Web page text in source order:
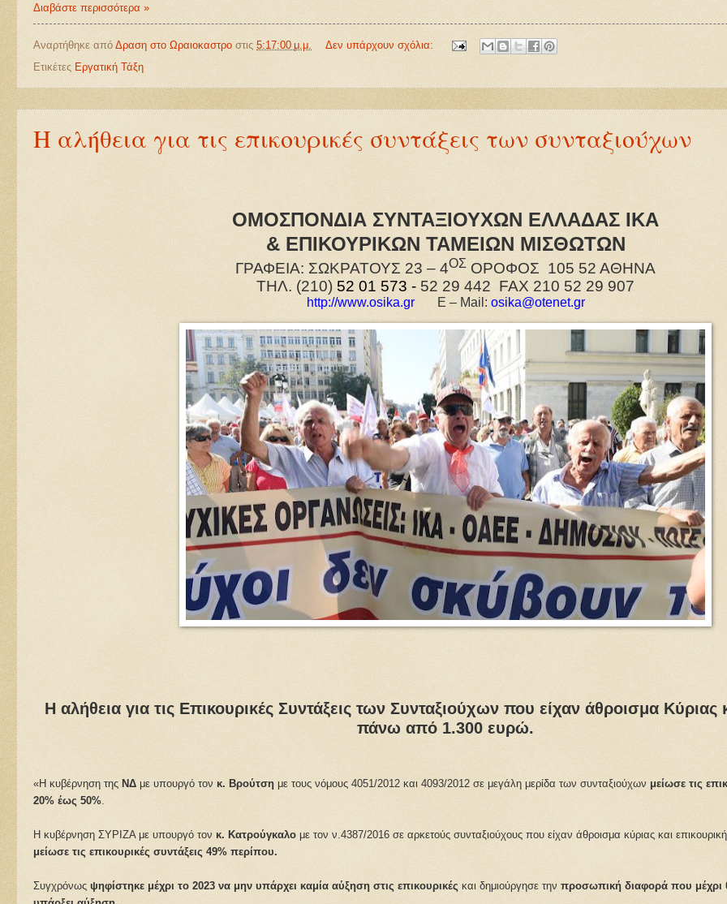
Διαβάστε περισσότερα »
Αναρτήθηκε από Δραση στο Ωραιοκαστρο στις 5:17:00 μ.μ.
Δεν υπάρχουν σχόλια:
Ετικέτες Εργατική Τάξη
Η αλήθεια για τις επικουρικές συντάξεις των συνταξιούχων
ΟΜΟΣΠΟΝΔΙΑ ΣΥΝΤΑΞΙΟΥΧΩΝ ΕΛΛΑΔΑΣ ΙΚΑ
& ΕΠΙΚΟΥΡΙΚΩΝ ΤΑΜΕΙΩΝ ΜΙΣΘΩΤΩΝ
ΓΡΑΦΕΙΑ: ΣΩΚΡΑΤΟΥΣ 23 – 4ΟΣ ΟΡΟΦΟΣ 105 52 ΑΘΗΝΑ
ΤΗΛ. (210) 52 01 573 - 52 29 442 FAX 210 52 29 907
http://www.osika.gr E – Mail : osika@otenet.gr
Η αλήθεια για τις Επικουρικές Συντάξεις των Συνταξιούχων που είχαν άθροισμα Κύριας
πάνω από 1.300 ευρώ.
«Η κυβέρνηση της ΝΔ με υπουργό τον κ. Βρούτση με τους νόμους 4051/2012 και 4093/2012 σε μεγάλη μερίδα των συνταξιούχων μείωσε τις
20% έως 50%.
Η κυβέρνηση ΣΥΡΙΖΑ με υπουργό τον κ. Κατρούγκαλο με τον ν.4387/2016 σε αρκετούς συνταξιούχους που είχαν άθροισμα κύριας και
μείωσε τις επικουρικές συντάξεις 49% περίπου.
Συγχρόνως ψηφίστηκε μέχρι το 2023 να μην υπάρχει καμία αύξηση στις επικουρικές και δημιούργησε την προσωπική διαφορά που μέχρι